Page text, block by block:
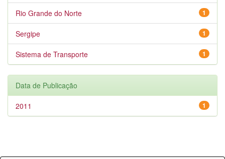
1
Rio Grande do Norte
1
Sergipe
1
Sistema de Transporte
Data de Publicação
1
2011